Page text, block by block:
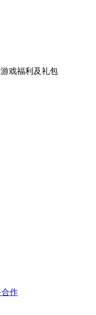
游戏福利 及礼包
作